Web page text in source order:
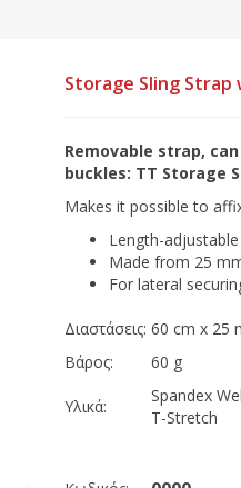
Storage Sling Strap
Removable strap,
buckles: TT Storage
Makes it possible to
Length-adjustable
Made from 25
For lateral
Διαστάσεις:60 cm x 25
Βάρος:
60 g
Υλικά:
Spandex
T-Stretch